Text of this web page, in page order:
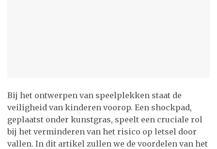
Bij het ontwerpen van speelplekken staat de
veiligheid van kinderen voorop. Een shockpad,
geplaatst onder kunstgras, speelt een cruciale rol
bij het verminderen van het risico op letsel door
vallen. In dit artikel zullen we de voordelen van het